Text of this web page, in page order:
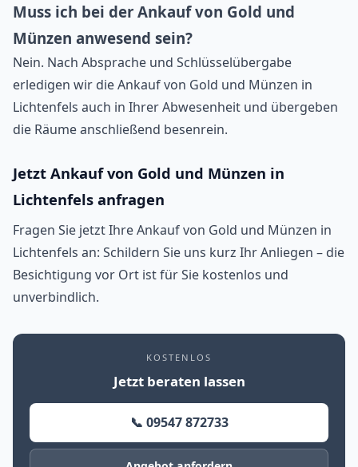
Muss ich bei der Ankauf von Gold und
Münzen anwesend sein?
Nein. Nach Absprache und Schlüsselübergabe
erledigen wir die Ankauf von Gold und Münzen in
Lichtenfels auch in Ihrer Abwesenheit und übergeben
die Räume anschließend besenrein.
Jetzt Ankauf von Gold und Münzen in
Lichtenfels anfragen
Fragen Sie jetzt Ihre Ankauf von Gold und Münzen in
Lichtenfels an: Schildern Sie uns kurz Ihr Anliegen – die
Besichtigung vor Ort ist für Sie kostenlos und
unverbindlich.
KOSTENLOS
Jetzt beraten lassen
📞 09547 872733